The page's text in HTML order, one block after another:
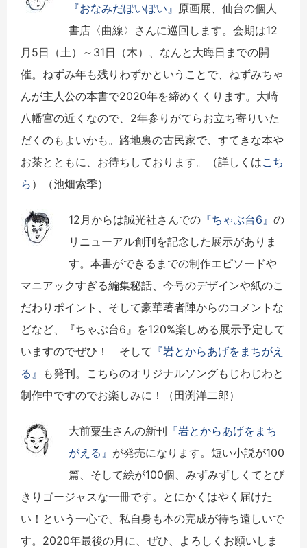
『おなみだぽいぽい』 原画展、仙台の個人
書店〈曲線〉さんに巡回します。会期は12
月5日（土）～31日（木）、なんと大晦日までの開
催。ねずみ年も残りわずかということで、ねずみちゃ
んが主人公の本書で2020年を締めくくります。大崎
八幡宮の近くなので、2年参りがてらお立ち寄りいた
だくのもよいかも。路地裏の古民家で、すてきな本や
お茶とともに、お待ちしております。（詳しくはこち
ら ）（池畑索季）
12月からは誠光社さんでの 『ちゃぶ台6』 の
リニューアル創刊を記念した展示がありま
す。本書ができるまでの制作エピソードや
マニアックすぎる編集秘話、今号のデザインや紙のこ
だわりポイント、そして豪華著者陣からのコメントな
どなど、『ちゃぶ台6』を120%楽しめる展示予定して
いますのでぜひ！ そして 『岩とからあげをまちがえ
る』 も発刊。こちらのオリジナルソングもじわじわと
制作中ですのでお楽しみに！（田渕洋二郎）
大前粟生さんの新刊 『岩とからあげをまち
がえる』 が発売になります。短い小説が100
篇、そして絵が100個、みずみずしくてとび
きりゴージャスな一冊です。とにかくはやく届けた
い！という一心で、私自身も本の完成が待ち遠しいで
す。2020年最後の月に、ぜひ、よろしくお願いしま